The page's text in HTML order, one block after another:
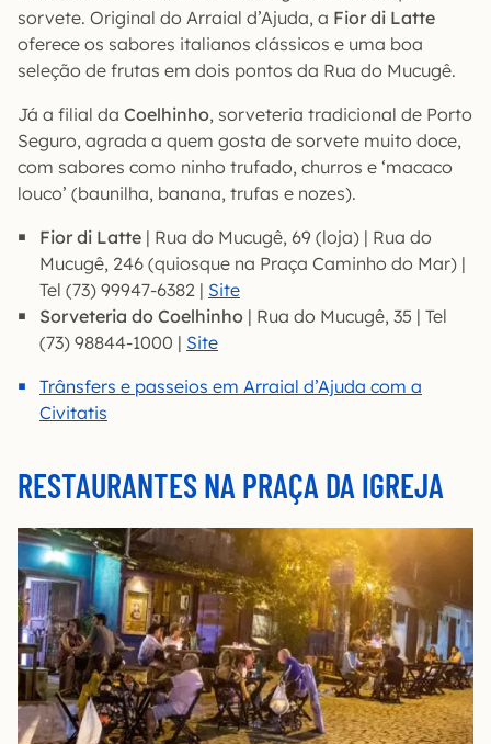
sorvete. Original do Arraial d’Ajuda, a Fior di Latte
oferece os sabores italianos clássicos e uma boa
seleção de frutas em dois pontos da Rua do Mucugê.
Já a filial da Coelhinho, sorveteria tradicional de Porto
Seguro, agrada a quem gosta de sorvete muito doce,
com sabores como ninho trufado, churros e ‘macaco
louco’ (baunilha, banana, trufas e nozes).
Fior di Latte | Rua do Mucugê, 69 (loja) | Rua do
Mucugê, 246 (quiosque na Praça Caminho do Mar) |
Tel (73) 99947-6382 | Site
Sorveteria do Coelhinho | Rua do Mucugê, 35 | Tel
(73) 98844-1000 | Site
Trânsfers e passeios em Arraial d’Ajuda com a
Civitatis
RESTAURANTES NA PRAÇA DA IGREJA